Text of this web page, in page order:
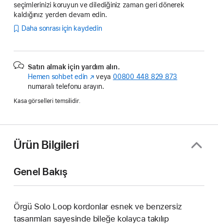
seçimlerinizi koruyun ve dilediğiniz zaman geri dönerek
kaldığınız yerden devam edin.
Daha sonrası için kaydedin
Satın almak için yardım alın.
Hemen sohbet edin (Yeni
pencerede
veya 00800 448 829 873
numaralı telefonu arayın.
Kasa görselleri temsilidir.
Ürün Bilgileri
Genel Bakış
Örgü Solo Loop kordonlar esnek ve benzersiz
tasarımları sayesinde bileğe kolayca takılıp